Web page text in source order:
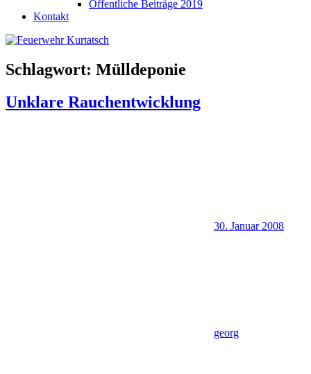
Öffentliche Beiträge 2019
Kontakt
Schlagwort: Mülldeponie
Unklare Rauchentwicklung
30. Januar 2008
georg